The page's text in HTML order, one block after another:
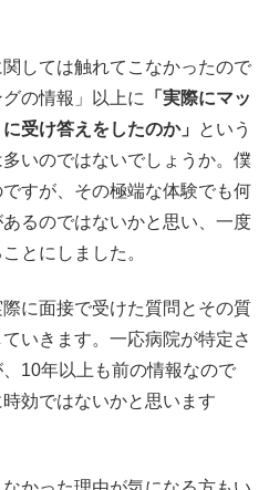
しては触れてこなかったので
の情報」以上に
「実際にマッ
受け答えをしたのか」
という
いのではないでしょうか。僕
すが、その極端な体験でも何
るのではないかと思い、一度
とにしました。
に面接で受けた質問とその質
いきます。一応病院が特定さ
10年以上も前の情報なので
効ではないかと思います